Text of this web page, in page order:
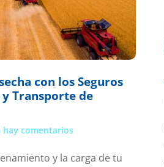
con los Seguros
y Transporte de
hay comentarios
y la carga de tu